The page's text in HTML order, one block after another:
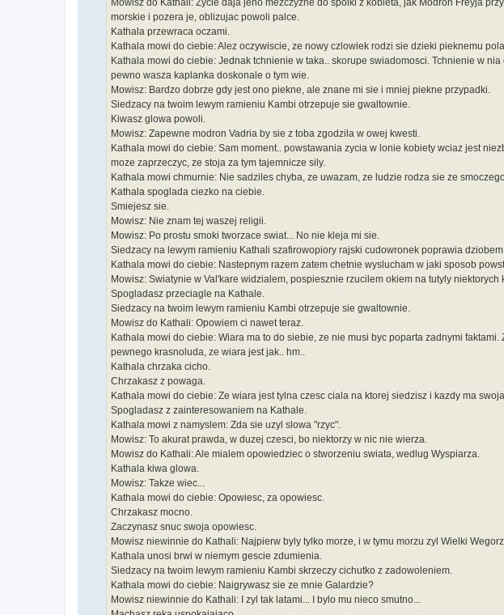
Mowisz do Kathali: Zycie daja jeno mezczyzne do spolki z kobieta, jak Modron Freyja
morskie i pozera je, oblizujac powoli palce.
Kathala przewraca oczami.
Kathala mowi do ciebie: Alez oczywiscie, ze nowy czlowiek rodzi sie dzieki pieknemu
Kathala mowi do ciebie: Jednak tchnienie w taka.. skorupe swiadomosci. Tchnienie w
pewno wasza kaplanka doskonale o tym wie.
Mowisz: Bardzo dobrze gdy jest ono piekne, ale znane mi sie i mniej piekne przypadki.
Siedzacy na twoim lewym ramieniu Kambi otrzepuje sie gwaltownie.
Kiwasz glowa powoli.
Mowisz: Zapewne modron Vadria by sie z toba zgodzila w owej kwesti.
Kathala mowi do ciebie: Sam moment.. powstawania zycia w lonie kobiety wciaz jest
moze zaprzeczyc, ze stoja za tym tajemnicze sily.
Kathala mowi chmurnie: Nie sadziles chyba, ze uwazam, ze ludzie rodza sie ze
Kathala spoglada ciezko na ciebie.
Smiejesz sie.
Mowisz: Nie znam tej waszej religii.
Mowisz: Po prostu smoki tworzace swiat... No nie kleja mi sie.
Siedzacy na lewym ramieniu Kathali szafirowopiory rajski cudowronek poprawia
Kathala mowi do ciebie: Nastepnym razem zatem chetnie wyslucham w jaki sposob
Mowisz: Swiatynie w Val'kare widzialem, pospiesznie rzucilem okiem na tutyly
Spogladasz przeciagle na Kathale.
Siedzacy na twoim lewym ramieniu Kambi otrzepuje sie gwaltownie.
Mowisz do Kathali: Opowiem ci nawet teraz.
Kathala mowi do ciebie: Wiara ma to do siebie, ze nie musi byc poparta zadnymi
pewnego krasnoluda, ze wiara jest jak.. hm..
Kathala chrzaka cicho.
Chrzakasz z powaga.
Kathala mowi do ciebie: Ze wiara jest tylna czesc ciala na ktorej siedzisz i kazdy ma
Spogladasz z zainteresowaniem na Kathale.
Kathala mowi z namyslem: Zda sie uzyl slowa "rzyc".
Mowisz: To akurat prawda, w duzej czesci, bo niektorzy w nic nie wierza.
Mowisz do Kathali: Ale mialem opowiedziec o stworzeniu swiata, wedlug Wyspiarza.
Kathala kiwa glowa.
Mowisz: Takze wiec...
Kathala mowi do ciebie: Opowiesc, za opowiesc.
Chrzakasz mocno.
Zaczynasz snuc swoja opowiesc.
Mowisz niewinnie do Kathali: Najpierw byly tylko morze, i w tymu morzu zyl Wielki
Kathala unosi brwi w niemym gescie zdumienia.
Siedzacy na twoim lewym ramieniu Kambi skrzeczy cichutko z zadowoleniem.
Kathala mowi do ciebie: Naigrywasz sie ze mnie Galardzie?
Mowisz niewinnie do Kathali: I zyl tak latami... I bylo mu nieco smutno...